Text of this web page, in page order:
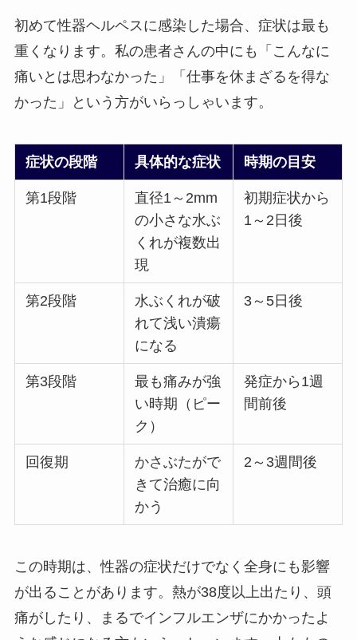
初めて性器ヘルペスに感染した場合、症状は最も
重くなります。私の患者さんの中にも「こんなに
痛いとは思わなかった」「仕事を休まざるを得な
かった」という方がいらっしゃいます。
症状の段階 具体的な症状 時期の目安
第1段階
直径1～2mm
の小さな水ぶ
くれが複数出
現
初期症状から
1～2日後
第2段階
水ぶくれが破
れて浅い潰瘍
になる
3～5日後
第3段階
最も痛みが強
い時期（ピー
ク）
発症から1週
間前後
回復期
かさぶたがで
きて治癒に向
かう
2～3週間後
この時期は、性器の症状だけでなく全身にも影響
が出ることがあります。熱が38度以上出たり、頭
痛がしたり、まるでインフルエンザにかかったよ